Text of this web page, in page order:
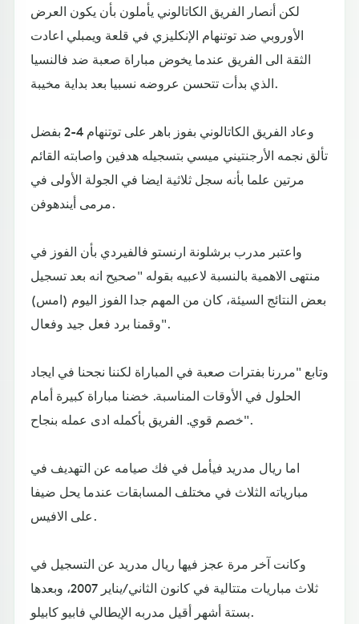
لكن أنصار الفريق الكاتالوني يأملون بأن يكون العرض
الأوروبي ضد توتنهام الإنكليزي في قلعة ويمبلي اعادت
الثقة الى الفريق عندما يخوض مباراة صعبة ضد فالنسيا
الذي بدأت تتحسن عروضه نسبيا بعد بداية مخيبة.
وعاد الفريق الكاتالوني بفوز باهر على توتنهام 4-2 بفضل
تألق نجمه الأرجنتيني ميسي بتسجيله هدفين واصابته القائم
مرتين علما بأنه سجل ثلاثية ايضا في الجولة الأولى في
مرمى أيندهوفن.
واعتبر مدرب برشلونة ارنستو فالفيردي بأن الفوز في
منتهى الاهمية بالنسبة لاعبيه بقوله "صحيح انه بعد تسجيل
بعض النتائج السيئة، كان من المهم جدا الفوز اليوم (امس)
وقمنا برد فعل جيد وفعال".
وتابع "مررنا بفترات صعبة في المباراة لكننا نجحنا في ايجاد
الحلول في الأوقات المناسبة. خضنا مباراة كبيرة أمام
خصم قوي. الفريق بأكمله ادى عمله بنجاح".
اما ريال مدريد فيأمل في فك صيامه عن التهديف في
مبارياته الثلاث في مختلف المسابقات عندما يحل ضيفا
على الافيس.
وكانت آخر مرة عجز فيها ريال مدريد عن التسجيل في
ثلاث مباريات متتالية في كانون الثاني/يناير 2007، وبعدها
بستة أشهر أقيل مدربه الإيطالي فابيو كابيلو.